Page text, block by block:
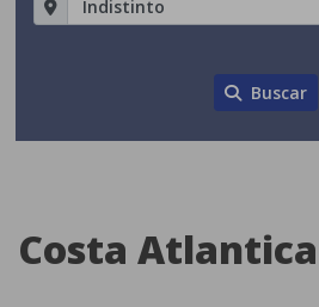
Buscar
Costa Atlantica